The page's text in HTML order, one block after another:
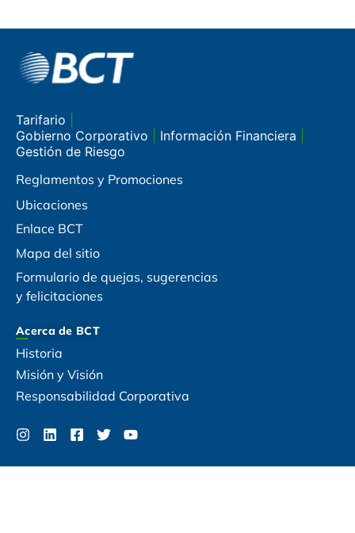
Tarifario
Gobierno Corporativo
Información Financiera
Gestión de Riesgo
Reglamentos y Promociones
Ubicaciones
Enlace BCT
Mapa del sitio
Formulario de quejas, sugerencias
y felicitaciones
Acerca de BCT
Historia
Misión y Visión
Responsabilidad Corporativa